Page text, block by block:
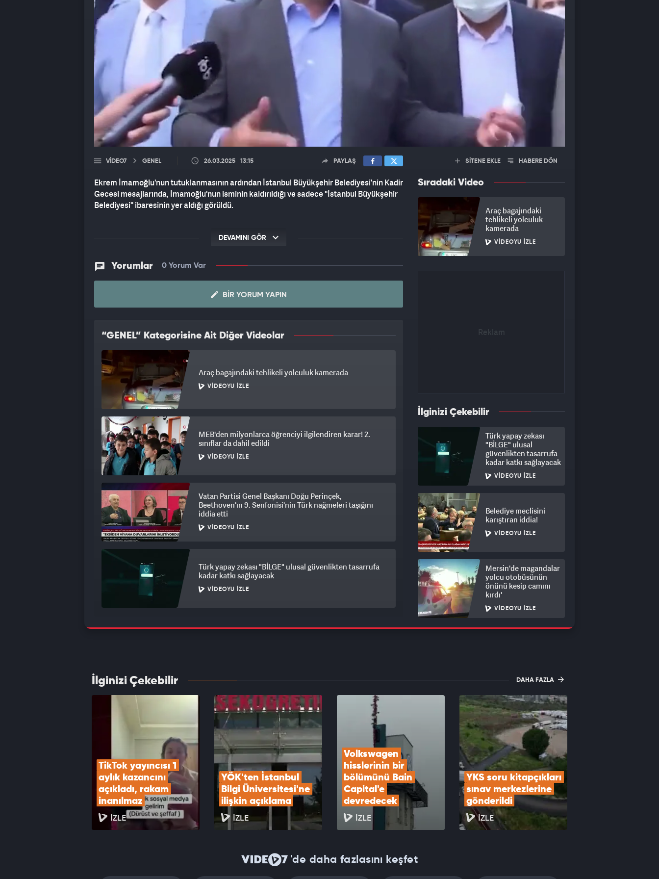
VIDEO7 GENEL 26.03.2025 13:15 PAYLAŞ
Ekrem İmamoğlu'nun tutuklanmasının ardından İstanbul Büyükşehir Belediyesi'nin Kadir
Gecesi mesajlarında, İmamoğlu'nun isminin kaldırıldığı ve sadece "İstanbul Büyükşehir
Belediyesi" ibaresinin yer aldığı görüldü.
DEVAMINI GÖR
Yorumlar 0 Yorum Var
BIR YORUM YAPIN
“GENEL” Kategorisine Ait Diğer Videolar
Araç bagajındaki tehlikeli yolculuk kamerada
VIDEOYU İZLE
MEB'den milyonlarca öğrenciyi ilgilendiren karar! 2.
sınıflar da dahil edildi
VIDEOYU İZLE
Vatan Partisi Genel Başkanı Doğu Perinçek,
Beethoven'ın 9. Senfonisi'nin Türk nağmeleri taşığını
iddia etti
VIDEOYU İZLE
Türk yapay zekası "BİLGE" ulusal güvenlikten tasarrufa
kadar katkı sağlayacak
VIDEOYU İZLE
Volkswagen hisslerinin bir bölümünü Bain Capital'e
devredecek
VIDEOYU İZLE
SİTENE EKLE HABERE DÖN
Sıradaki Video
Araç bagajındaki
tehlikeli yolculuk
kamerada
VIDEOYU İZLE
İlginizi Çekebilir
Türk yapay zekası
"BİLGE" ulusal
güvenlikten tasarrufa
kadar katkı sağlayacak
VIDEOYU İZLE
Belediye meclisini
karıştıran iddia!
VIDEOYU İZLE
Mersin'de magandalar
yolcu otobüsünün
önünü kesip camını
kırdı'
VIDEOYU İZLE
İlginizi Çekebilir DAHA FAZLA
TikTok yayıncısı 1
aylık kazancını
açıkladı, rakam
inanılmaz
İZLE
YÖK'ten İstanbul
Bilgi Üniversitesi'ne
ilişkin açıklama
İZLE
Volkswagen
hisslerinin bir
bölümünü Bain
Capital'e
devredecek
İZLE
YKS soru kitapçıkları
sınav merkezlerine
gönderildi
İZLE
'de daha fazlasını keşfet